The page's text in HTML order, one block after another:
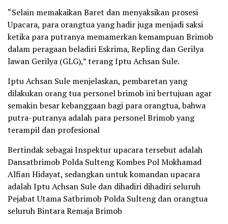
“Selain memakaikan Baret dan menyaksikan prosesi
Upacara, para orangtua yang hadir juga menjadi saksi
ketika para putranya memamerkan kemampuan Brimob
dalam peragaan beladiri Eskrima, Repling dan Gerilya
lawan Gerilya (GLG),” terang Iptu Achsan Sule.
Iptu Achsan Sule menjelaskan, pembaretan yang
dilakukan orang tua personel brimob ini bertujuan agar
semakin besar kebanggaan bagi para orangtua, bahwa
putra-putranya adalah para personel Brimob yang
terampil dan profesional
Bertindak sebagai Inspektur upacara tersebut adalah
Dansatbrimob Polda Sulteng Kombes Pol Mokhamad
Alfian Hidayat, sedangkan untuk komandan upacara
adalah Iptu Achsan Sule dan dihadiri dihadiri seluruh
Pejabat Utama Satbrimob Polda Sulteng dan orangtua
seluruh Bintara Remaja Brimob